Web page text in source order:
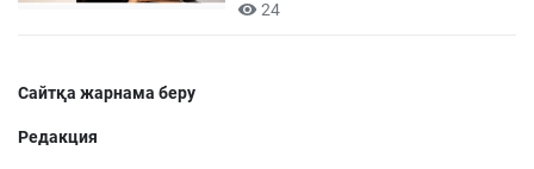
24
Сайтқа жарнама беру
Редакция